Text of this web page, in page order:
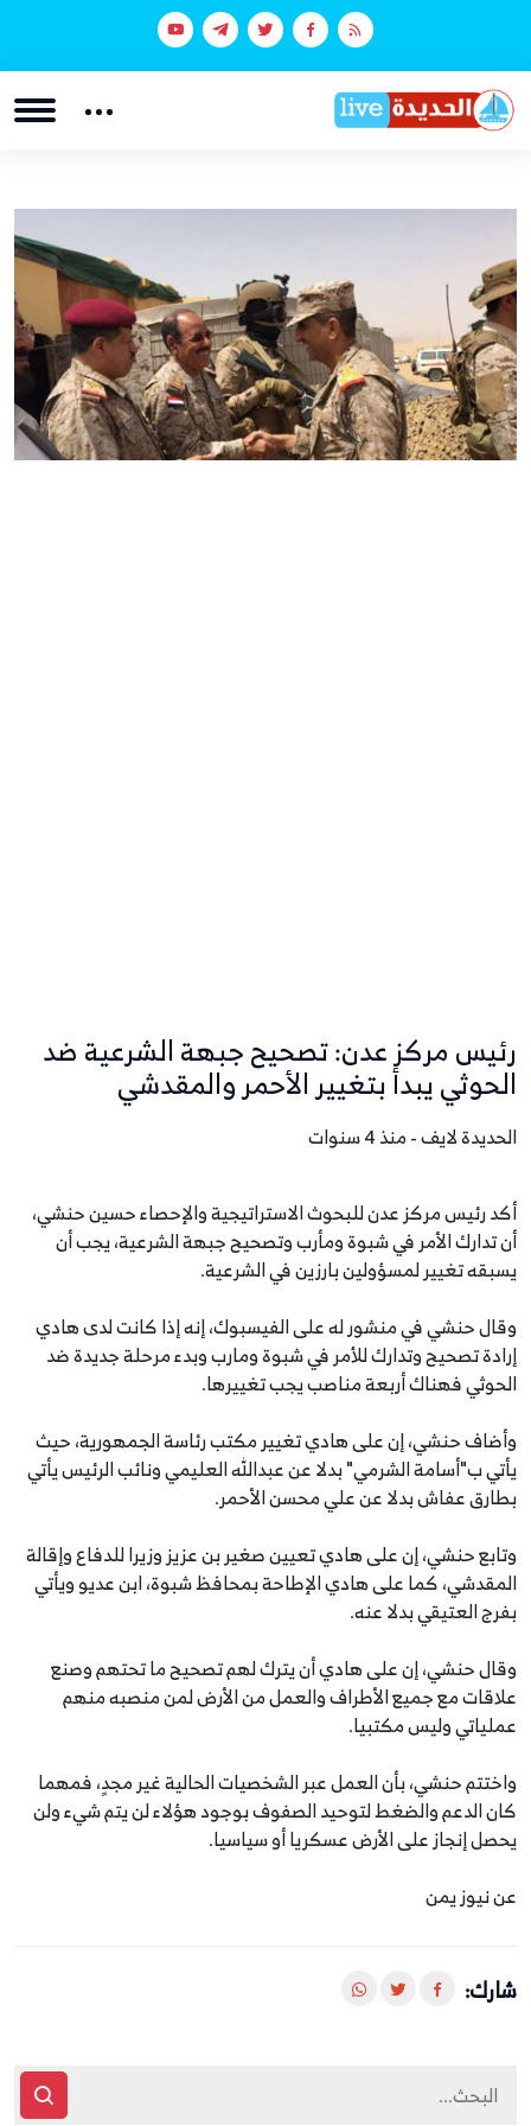
رئيس مركز عدن: تصحيح جبهة الشرعية ضد
الحوثي يبدأ بتغيير الأحمر والمقدشي
الحديدة لايف - منذ 4 سنوات
أكد رئيس مركز عدن للبحوث الاستراتيجية والإحصاء حسين حنشي،
أن تدارك الأمر في شبوة ومأرب وتصحيح جبهة الشرعية، يجب أن
يسبقه تغيير لمسؤولين بارزين في الشرعية.
وقال حنشي في منشور له على الفيسبوك، إنه إذا كانت لدى هادي
إرادة تصحيح وتدارك للأمر في شبوة ومارب وبدء مرحلة جديدة ضد
الحوثي فهناك أربعة مناصب يجب تغييرها.
وأضاف حنشي، إن على هادي تغيير مكتب رئاسة الجمهورية، حيث
يأتي ب"أسامة الشرمي" بدلا عن عبدالله العليمي ونائب الرئيس يأتي
بطارق عفاش بدلا عن علي محسن الأحمر.
وتابع حنشي، إن على هادي تعيين صغير بن عزيز وزيرا للدفاع وإقالة
المقدشي، كما على هادي الإطاحة بمحافظ شبوة، ابن عديو ويأتي
بفرج العتيقي بدلا عنه.
وقال حنشي، إن على هادي أن يترك لهم تصحيح ما تحتهم وصنع
علاقات مع جميع الأطراف والعمل من الأرض لمن منصبه منهم
عملياتي وليس مكتبيا.
واختتم حنشي، بأن العمل عبر الشخصيات الحالية غير مجدٍ، فمهما
كان الدعم والضغط لتوحيد الصفوف بوجود هؤلاء لن يتم شيء ولن
يحصل إنجاز على الأرض عسكريا أو سياسيا.
عن نيوز يمن
شارك: